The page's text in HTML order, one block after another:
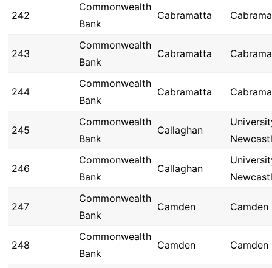
242
Commonwealth
Bank
Cabramatta
243
Commonwealth
Bank
Cabramatta
244
Commonwealth
Bank
Cabramatta
245
Commonwealth
Bank
Callaghan
246
Commonwealth
Bank
Callaghan
247
Commonwealth
Bank
Camden Camden
248
Commonwealth
Bank
Camden Camden